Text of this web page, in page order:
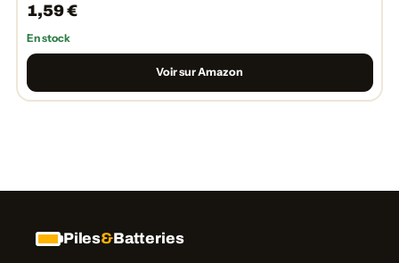
1,59 €
En stock
Voir sur Amazon
Piles&Batteries